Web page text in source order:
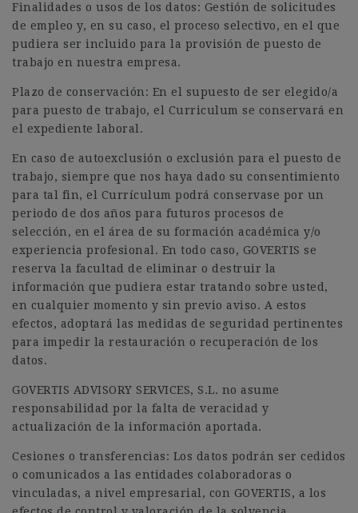
Finalidades o usos de los datos: Gestión de solicitudes
de empleo y, en su caso, el proceso selectivo, en el que
pudiera ser incluido para la provisión de puesto de
trabajo en nuestra empresa.
Plazo de conservación: En el supuesto de ser elegido/a
para puesto de trabajo, el Curriculum se conservará en
el expediente laboral.
En caso de autoexclusión o exclusión para el puesto de
trabajo, siempre que nos haya dado su consentimiento
para tal fin, el Currículum podrá conservase por un
periodo de dos años para futuros procesos de
selección, en el área de su formación académica y/o
experiencia profesional. En todo caso, GOVERTIS se
reserva la facultad de eliminar o destruir la
información que pudiera estar tratando sobre usted,
en cualquier momento y sin previo aviso. A estos
efectos, adoptará las medidas de seguridad pertinentes
para impedir la restauración o recuperación de los
datos.
GOVERTIS ADVISORY SERVICES, S.L. no asume
responsabilidad por la falta de veracidad y
actualización de la información aportada.
Cesiones o transferencias: Los datos podrán ser cedidos
o comunicados a las entidades colaboradoras o
vinculadas, a nivel empresarial, con GOVERTIS, a los